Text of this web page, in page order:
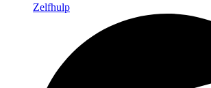
Zelfhulp